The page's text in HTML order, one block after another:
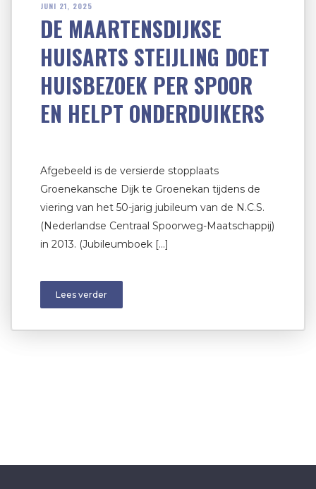
JUNI 21, 2025
DE MAARTENSDIJKSE
HUISARTS STEIJLING DOET
HUISBEZOEK PER SPOOR
EN HELPT ONDERDUIKERS
Afgebeeld is de versierde stopplaats
Groenekansche Dijk te Groenekan tijdens de
viering van het 50-jarig jubileum van de N.C.S.
(Nederlandse Centraal Spoorweg-Maatschappij)
in 2013. (Jubileumboek […]
Lees verder